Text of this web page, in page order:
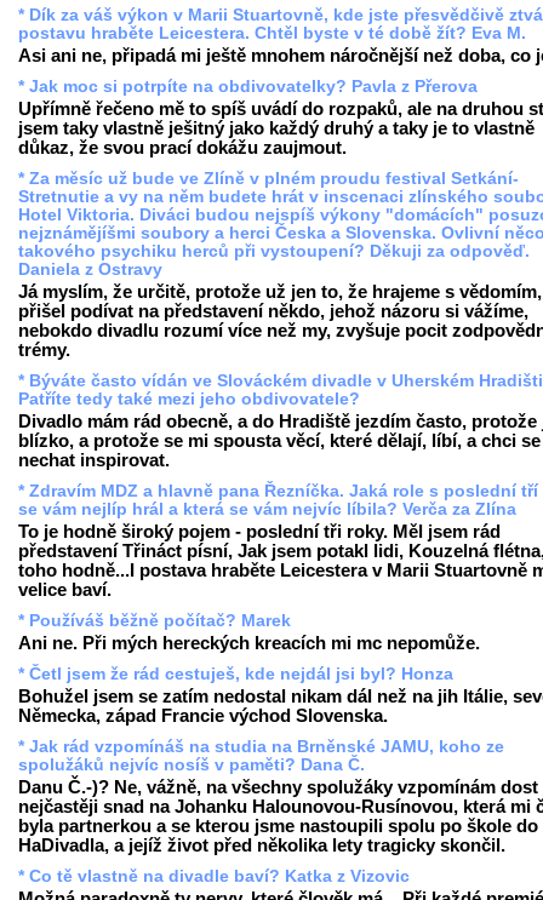
* Dík za váš výkon v Marii Stuartovně, kde jste přesvědčivě
postavu hraběte Leicestera. Chtěl byste v té době žít? Eva M.
Asi ani ne, připadá mi ještě mnohem náročnější než doba, co
* Jak moc si potrpíte na obdivovatelky? Pavla z Přerova
Upřímně řečeno mě to spíš uvádí do rozpaků, ale na druhou
jsem taky vlastně ješitný jako každý druhý a taky je to vlastně
důkaz, že svou prací dokážu zaujmout.
* Za měsíc už bude ve Zlíně v plném proudu festival Setkání-
Stretnutie a vy na něm budete hrát v inscenaci zlínského
Hotel Viktoria. Diváci budou nejspíš výkony "domácích"
nejznámějíšmi soubory a herci Česka a Slovenska. Ovlivní
takového psychiku herců při vystoupení? Děkuji za odpověď.
Daniela z Ostravy
Já myslím, že určitě, protože už jen to, že hrajeme s
přišel podívat na představení někdo, jehož názoru si vážíme,
nebokdo divadlu rozumí více než my, zvyšuje pocit
trémy.
* Býváte často vídán ve Slováckém divadle v Uherském
Patříte tedy také mezi jeho obdivovatele?
Divadlo mám rád obecně, a do Hradiště jezdím často, protože
blízko, a protože se mi spousta věcí, které dělají, líbí, a chci
nechat inspirovat.
* Zdravím MDZ a hlavně pana Řezníčka. Jaká role s poslední tří
se vám nejlíp hrál a která se vám nejvíc líbila? Verča za Zlína
To je hodně široký pojem - poslední tři roky. Měl jsem rád
představení Třináct písní, Jak jsem potakl lidi, Kouzelná
toho hodně...I postava hraběte Leicestera v Marii Stuartovně
velice baví.
* Používáš běžně počítač? Marek
Ani ne. Při mých hereckých kreacích mi mc nepomůže.
* Četl jsem že rád cestuješ, kde nejdál jsi byl? Honza
Bohužel jsem se zatím nedostal nikam dál než na jih Itálie,
Německa, západ Francie východ Slovenska.
* Jak rád vzpomínáš na studia na Brněnské JAMU, koho ze
spolužáků nejvíc nosíš v paměti? Dana Č.
Danu Č.-)? Ne, vážně, na všechny spolužáky vzpomínám dost
nejčastěji snad na Johanku Halounovou-Rusínovou, která mi
byla partnerkou a se kterou jsme nastoupili spolu po škole do
HaDivadla, a jejíž život před několika lety tragicky skončil.
* Co tě vlastně na divadle baví? Katka z Vizovic